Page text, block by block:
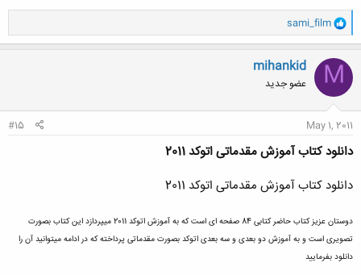
و
ا
ک
ن
ش
ه
ا
sami_film
M
mihankid
عضو جدید
May 1, 2011
#15
دانلود کتاب آموزش مقدماتی اتوکد 2011
دانلود کتاب آموزش مقدماتی اتوکد 2011
دوستان عزیز کتاب حاضر کتابی 84 صفحه ای است که به آموزش اتوکد 2011 میپردازد این کتاب بصورت
تصویری است و به آموزش دو بعدی و سه بعدی اتوکد بصورت مقدماتی پرداخته که در ادامه میتوانید آن را
دانلود بفرمایید